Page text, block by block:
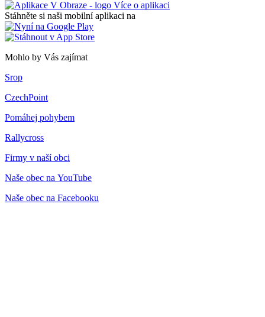
Více o aplikaci
Stáhněte si naši mobilní aplikaci na
Mohlo by Vás zajímat
Srop
CzechPoint
Pomáhej pohybem
Rallycross
Firmy v naší obci
Naše obec na YouTube
Naše obec na Facebooku